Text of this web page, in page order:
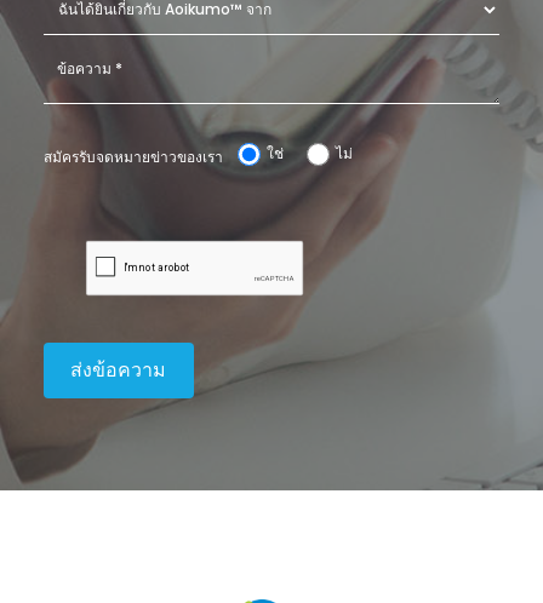
สมัครรับจดหมายข่าวของเรา ใช่ ไม่